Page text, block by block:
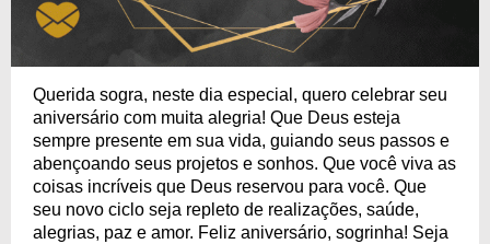
Querida sogra, neste dia especial, quero celebrar seu
aniversário com muita alegria! Que Deus esteja
sempre presente em sua vida, guiando seus passos e
abençoando seus projetos e sonhos. Que você viva as
coisas incríveis que Deus reservou para você. Que
seu novo ciclo seja repleto de realizações, saúde,
alegrias, paz e amor. Feliz aniversário, sogrinha! Seja